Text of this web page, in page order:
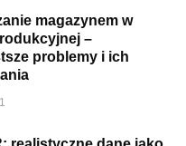
magazynem w
–
problemy i ich